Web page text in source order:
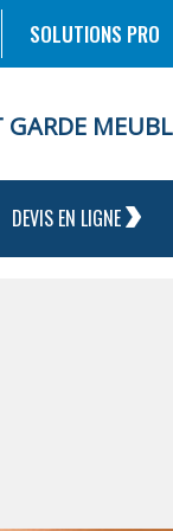
SOLUTIONS PRO
DEVIS EN LIGNE